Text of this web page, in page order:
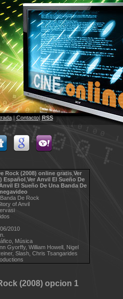
|Contacto|RSS
Rock (2008) online gratis Ver
Español, Ver Anvil El Sueño De
Anvil El Sueño De Una Banda De
De Rock
of Anvil
2010
Música
Gyorffy, William Howell, Nigel
Slash, Chris Tsangarides
(2008) opcion 1